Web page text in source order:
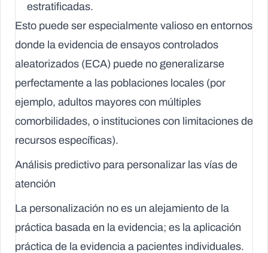
estratificadas.
Esto puede ser especialmente valioso en entornos
donde la evidencia de ensayos controlados
aleatorizados (ECA) puede no generalizarse
perfectamente a las poblaciones locales (por
ejemplo, adultos mayores con múltiples
comorbilidades, o instituciones con limitaciones de
recursos específicas).
Análisis predictivo para personalizar las vías de
atención
La personalización no es un alejamiento de la
práctica basada en la evidencia; es la aplicación
práctica de la evidencia a pacientes individuales.